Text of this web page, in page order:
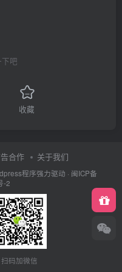
吧
收藏
合作 关于我们
程序强力驱动 · 闽ICP备
-2
扫码加微信